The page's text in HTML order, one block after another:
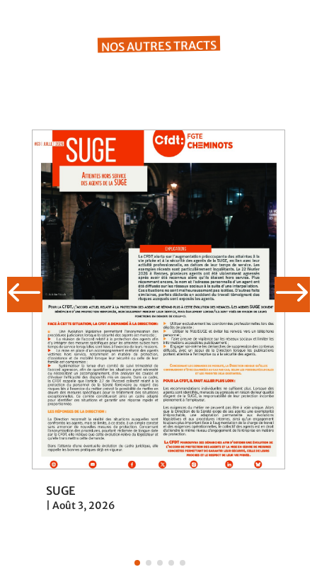
NOS AUTRES TRACTS
SUGE
Août 3, 2026